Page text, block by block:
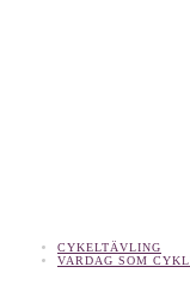
CYKELTÄVLING
VARDAG SOM